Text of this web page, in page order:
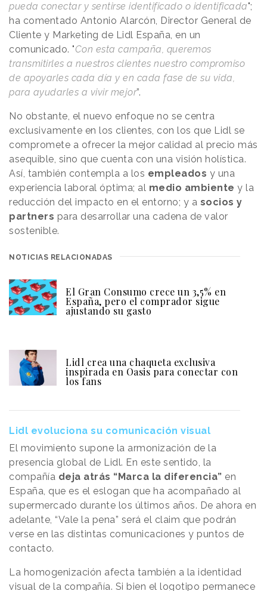
pueda conectar y sentirse identificado o identificada";
ha comentado Antonio Alarcón, Director General de
Cliente y Marketing de Lidl España, en un
comunicado. "Con esta campaña, queremos
transmitirles a nuestros clientes nuestro compromiso
de apoyarles cada día y en cada fase de su vida,
para ayudarles a vivir mejor”.
No obstante, el nuevo enfoque no se centra
exclusivamente en los clientes, con los que Lidl se
compromete a ofrecer la mejor calidad al precio más
asequible, sino que cuenta con una visión holística.
Así, también contempla a los empleados y una
experiencia laboral óptima; al medio ambiente y la
reducción del impacto en el entorno; y a socios y
partners para desarrollar una cadena de valor
sostenible.
NOTICIAS RELACIONADAS
El Gran Consumo crece un 3,5% en
España, pero el comprador sigue
ajustando su gasto
Lidl crea una chaqueta exclusiva
inspirada en Oasis para conectar con
los fans
Lidl evoluciona su comunicación visual
El movimiento supone la armonización de la
presencia global de Lidl. En este sentido, la
compañía deja atrás “Marca la diferencia” en
España, que es el eslogan que ha acompañado al
supermercado durante los últimos años. De ahora en
adelante, “Vale la pena” será el claim que podrán
verse en las distintas comunicaciones y puntos de
contacto.
La homogenización afecta también a la identidad
visual de la compañía. Si bien el logotipo permanece